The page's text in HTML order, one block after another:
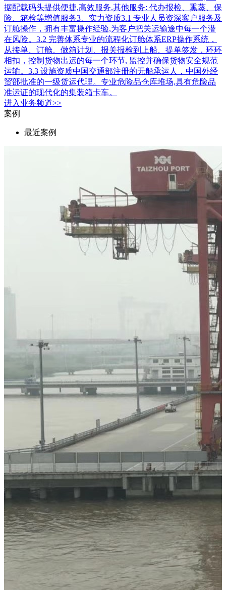
据配载码头提供便捷,高效服务.其他服务: 代办报检、熏蒸、保
险、箱检等增值服务3、实力资质3.1 专业人员资深客户服务及
订舱操作，拥有丰富操作经验,为客户把关运输途中每一个潜
在风险。3.2 完善体系专业的流程化订舱体系ERP操作系统，
从接单、订舱、做箱计划、报关报检到上船、提单签发，环环
相扣，控制货物出运的每一个环节, 监控并确保货物安全规范
运输。3.3 设施资质中国交通部注册的无船承运人，中国外经
贸部批准的一级货运代理。专业危险品仓库堆场,具有危险品
准运证的现代化的集装箱卡车。
进入 业务频道>>
案例
最近案例